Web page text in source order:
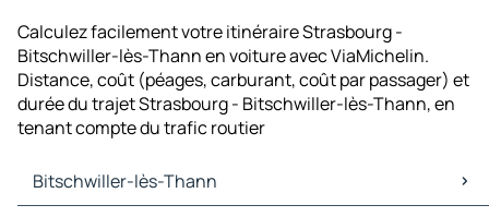
Calculez facilement votre itinéraire Strasbourg -
Bitschwiller-lès-Thann en voiture avec ViaMichelin.
Distance, coût (péages, carburant, coût par passager) et
durée du trajet Strasbourg - Bitschwiller-lès-Thann, en
tenant compte du trafic routier
Bitschwiller-lès-Thann